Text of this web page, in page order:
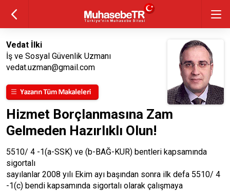
Vedat İlki
İş ve Sosyal Güvenlik Uzmanı
vedat.uzman@gmail.com
Hizmet Borçlanmasına Zam
Gelmeden Hazırlıklı Olun!
5510/ 4 -1(a-SSK) ve (b-BAĞ-KUR) bentleri kapsamında
sigortalı
sayılanlar 2008 yılı Ekim ayı başından sonra ilk defa 5510/ 4
-1(c) bendi kapsamında sigortalı olarak çalışmaya